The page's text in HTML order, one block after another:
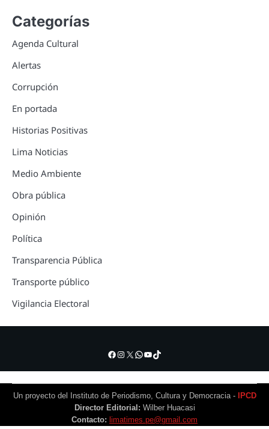
Categorías
Agenda Cultural
Alertas
Corrupción
En portada
Historias Positivas
Lima Noticias
Medio Ambiente
Obra pública
Opinión
Política
Transparencia Pública
Transporte público
Vigilancia Electoral
Facebook
Instagram
X WhatsApp
YouTube
TikTok
Un proyecto del Instituto de Periodismo, Cultura y Democracia - IPCD
Director Editorial: Wilber Huacasi
Contacto: limatimes.pe@gmail.com